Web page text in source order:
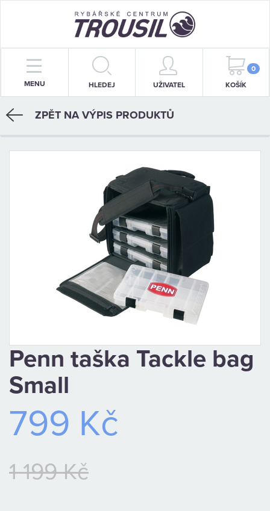
MENU HLEDEJ UŽIVATEL
0
KOŠÍK
PRUTY
NAVIJÁKY
BIŽUTERIE
CAMPING
ÚLOVEK
TOP
O
NÁS
ZPĚT NA VÝPIS PRODUKTŮ
Penn taška Tackle bag
Small
799 Kč
1 199 Kč